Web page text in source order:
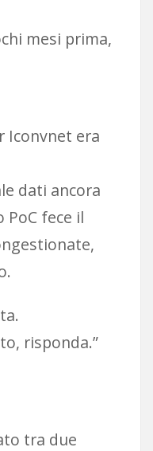
mesi prima,
Iconvnet era
dati ancora
fece il
risponda.”
tra due